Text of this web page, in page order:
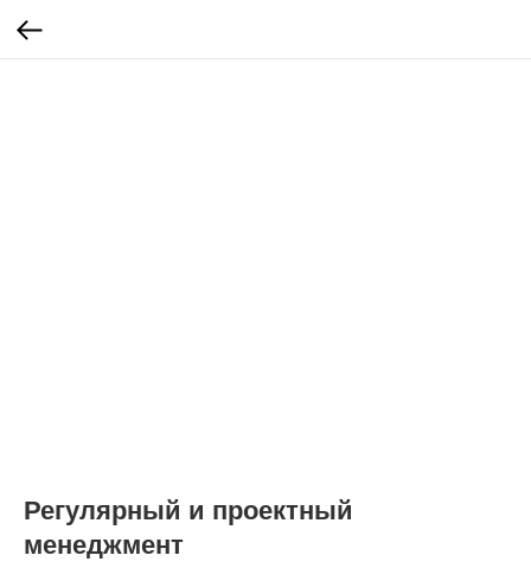
Регулярный и проектный
менеджмент